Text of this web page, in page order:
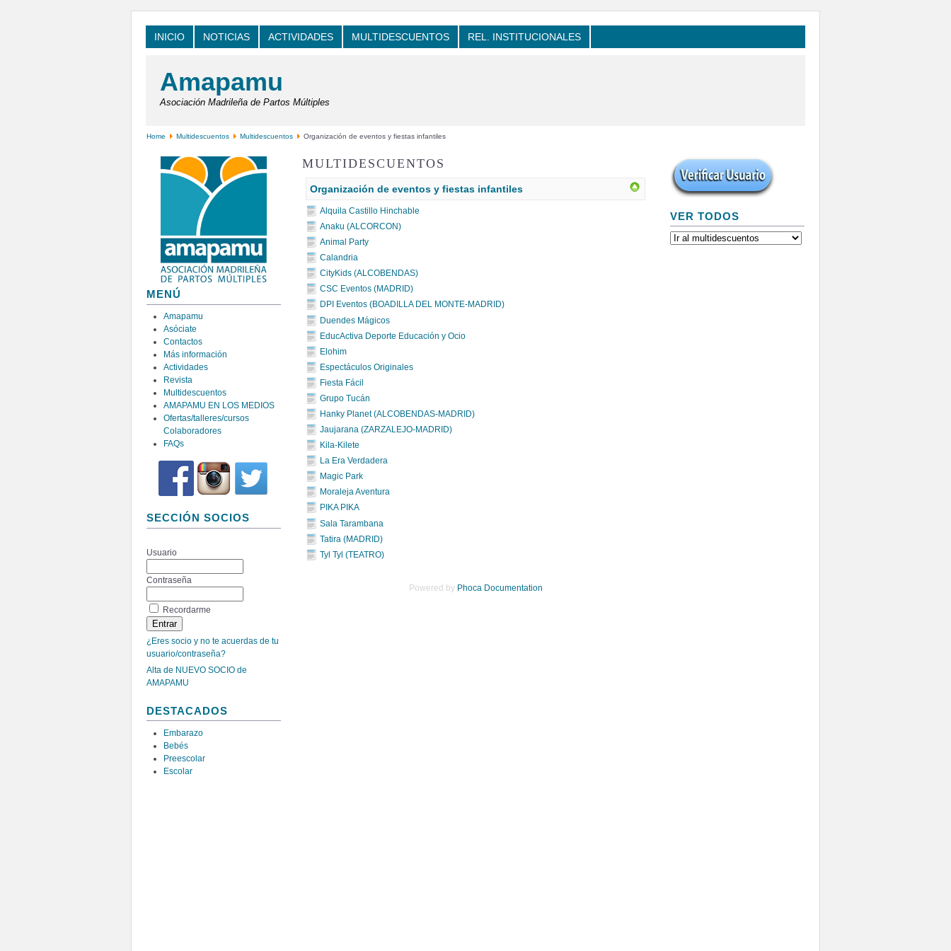
INICIO NOTICIAS ACTIVIDADES MULTIDESCUENTOS REL. INSTITUCIONALES
Amapamu
Asociación Madrileña de Partos Múltiples
Home Multidescuentos Multidescuentos Organización de eventos y fiestas infantiles
MENÚ
Amapamu
Asóciate
Contactos
Más información
Actividades
Revista
Multidescuentos
AMAPAMU EN LOS MEDIOS
Ofertas/talleres/cursos
Colaboradores
FAQs
SECCIÓN SOCIOS
Usuario
Contraseña
Recordarme
¿Eres socio y no te acuerdas de tu
usuario/contraseña?
Alta de NUEVO SOCIO de
AMAPAMU
DESTACADOS
Embarazo
Bebés
Preescolar
Escolar
MULTIDESCUENTOS
Organización de eventos y fiestas infantiles
Alquila Castillo Hinchable
Anaku (ALCORCON)
Animal Party
Calandria
CityKids (ALCOBENDAS)
CSC Eventos (MADRID)
DPI Eventos (BOADILLA DEL MONTE-MADRID)
Duendes Mágicos
EducActiva Deporte Educación y Ocio
Elohim
Espectáculos Originales
Fiesta Fácil
Grupo Tucán
Hanky Planet (ALCOBENDAS-MADRID)
Jaujarana (ZARZALEJO-MADRID)
Kila-Kilete
La Era Verdadera
Magic Park
Moraleja Aventura
PIKA PIKA
Sala Tarambana
Tatira (MADRID)
Tyl Tyl (TEATRO)
Powered by Phoca Documentation
VER TODOS